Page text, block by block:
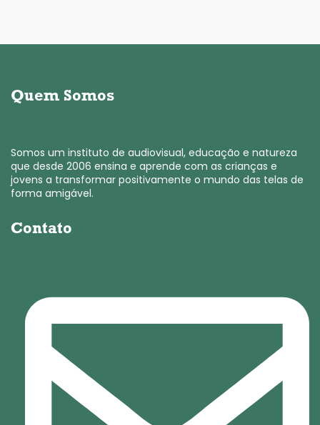
Quem Somos
Somos um instituto de audiovisual, educação e natureza
que desde 2006 ensina e aprende com as crianças e
jovens a transformar positivamente o mundo das telas de
forma amigável.
Contato